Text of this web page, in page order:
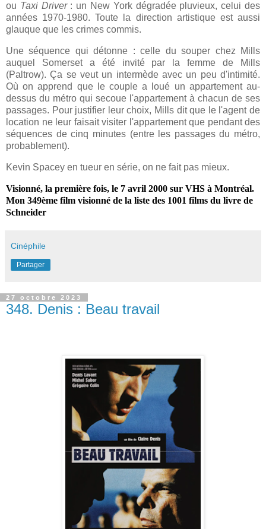
ou Taxi Driver: un New York dégradée pluvieux, celui des
années 1970-1980. Toute la direction artistique est aussi
glauque que les crimes commis.
Une séquence qui détonne : celle du souper chez Mills
auquel Somerset a été invité par la femme de Mills
(Paltrow). Ça se veut un intermède avec un peu d'intimité.
Où on apprend que le couple a loué un appartement au-
dessus du métro qui secoue l'appartement à chacun de ses
passages. Pour justifier leur choix, Mills dit que le l'agent de
location ne leur faisait visiter l'appartement que pendant des
séquences de cinq minutes (entre les passages du métro,
probablement).
Kevin Spacey en tueur en série, on ne fait pas mieux.
Visionné, la première fois, le 7 avril 2000 sur VHS à Montréal.
Mon 349ème film visionné de la liste des 1001 films du livre de
Schneider
Cinéphile
Partager
27 octobre 2023
348. Denis : Beau travail